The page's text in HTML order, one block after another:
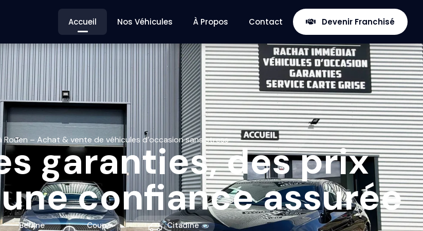
– Achat & vente de véhicules d’occasion sans stress
garanties, des prix
confiance assurée
Berline Coupé Citadine
Accueil Nos Véhicules À Propos Contact Devenir Franchisé